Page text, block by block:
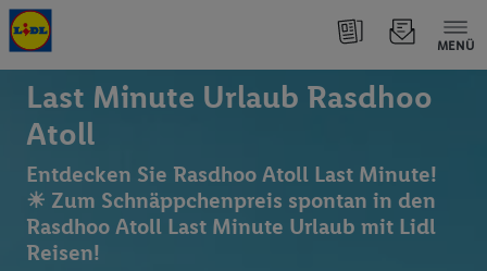
MENÜ
Last Minute Urlaub Rasdhoo
Atoll
Entdecken Sie Rasdhoo Atoll Last Minute!
☀ Zum Schnäppchenpreis spontan in den
Rasdhoo Atoll Last Minute Urlaub mit Lidl
Reisen!